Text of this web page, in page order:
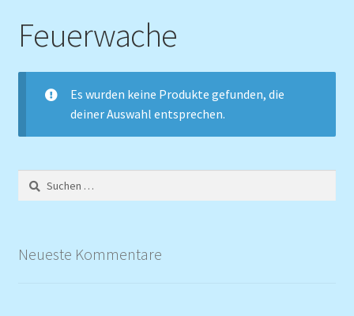
Feuerwache
Es wurden keine Produkte gefunden, die
deiner Auswahl entsprechen.
Suchen
nach:
Neueste Kommentare